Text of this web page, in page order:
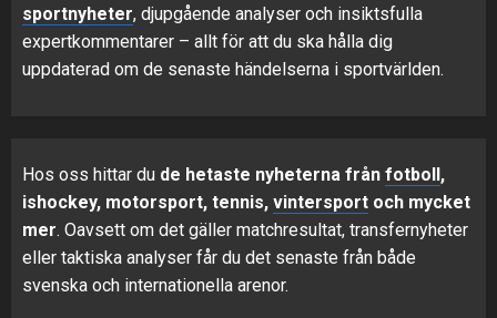
sportnyheter, djupgående analyser och insiktsfulla
expertkommentarer – allt för att du ska hålla dig
uppdaterad om de senaste händelserna i sportvärlden.
Hos oss hittar du de hetaste nyheterna från fotboll,
ishockey, motorsport, tennis, vintersport och mycket
mer. Oavsett om det gäller matchresultat, transfernyheter
eller taktiska analyser får du det senaste från både
svenska och internationella arenor.